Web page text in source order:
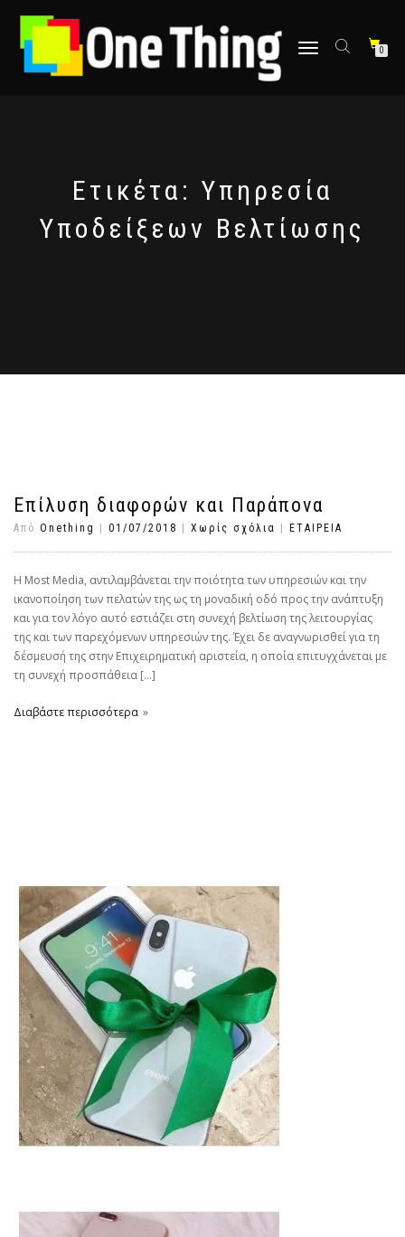
περιεχόμενο
Εναλλαγή
0
Ετικέτα: Υπηρεσία
Υποδείξεων Βελτίωσης
Επίλυση διαφορών και Παράπονα
Από Οnething 01/07/2018 Χωρίς σχόλια ΕΤΑΙΡΕΙΑ
Η Most Media, αντιλαμβάνεται την ποιότητα των υπηρεσιών και την
ικανοποίηση των πελατών της ως τη μοναδική οδό προς την ανάπτυξη
και για τον λόγο αυτό εστιάζει στη συνεχή βελτίωση της λειτουργίας
της και των παρεχόμενων υπηρεσιών της. Έχει δε αναγνωρισθεί για τη
δέσμευσή της στην Επιχειρηματική αριστεία, η οποία επιτυγχάνεται με
τη συνεχή προσπάθεια […]
Διαβάστε περισσότερα